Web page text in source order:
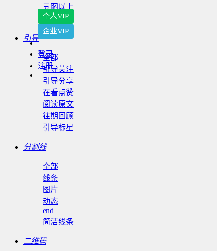
个人VIP
企业VIP
登录
注册
五图以上
纯图片
引导
全部
引导关注
引导分享
在看点赞
阅读原文
往期回顾
引导标星
分割线
全部
线条
图片
动态
end
简洁线条
二维码